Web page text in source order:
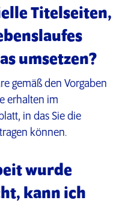
Titelseiten,
umsetzen?
gemäß den Vorgaben
erhalten im
in das Sie die
können.
wurde
kann ich